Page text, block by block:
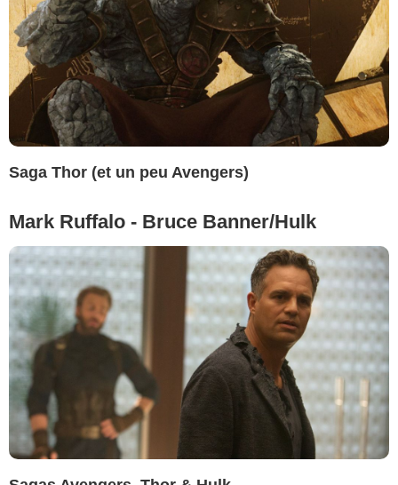
Saga Thor (et un peu Avengers)
Mark Ruffalo - Bruce Banner/Hulk